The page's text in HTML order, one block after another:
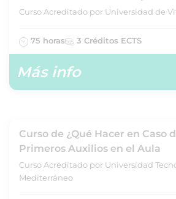
Curso Acreditado por Universidad de
75 horas 3 Créditos ECTS
Más info
Curso de ¿Qué Hacer en Caso
Primeros Auxilios en el Aula
Curso Acreditado por Universidad
Mediterráneo